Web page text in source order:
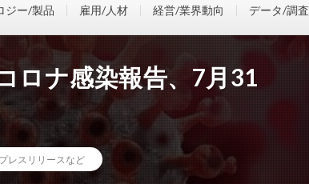
ジー/製品 雇用/人材 経営/業界動向 データ/調査
ロナ感染報告、7月31
プレスリリースなど